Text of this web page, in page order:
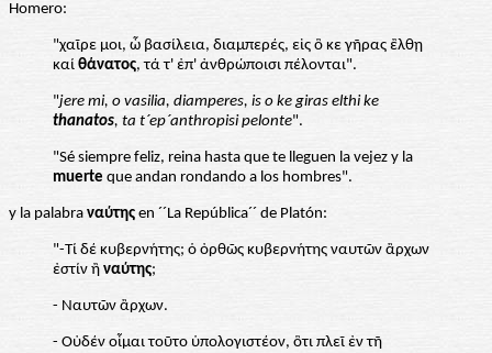
Homero:
"χαῖρε μοι, ὦ βασίλεια, διαμπερές, εἰς ὃ κε γῆρας ἒλθῃ
καί θάνατος, τά τ' ἐπ' ἀνθρώποισι πέλονται".
"jere mi, o vasilia, diamperes, is o ke giras elthi ke
thanatos, ta t´ep´anthropisi pelonte".
"Sé siempre feliz, reina hasta que te lleguen la vejez y la
muerte que andan rondando a los hombres".
y la palabra ναύτης en ´´La República´´ de Platón:
"-Τί δέ κυβερνήτης; ὁ ὀρθῶς κυβερνήτης ναυτῶν ἂρχων
ἐστίν ἢ ναύτης;
- Nαυτῶν ἂρχων.
- Οὐδέν οἶμαι τοῦτο ὑπολογιστέον, ὃτι πλεῖ ἐν τῆ